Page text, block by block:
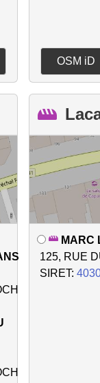
OSM iD
MARC
125, RUE
SIRET: